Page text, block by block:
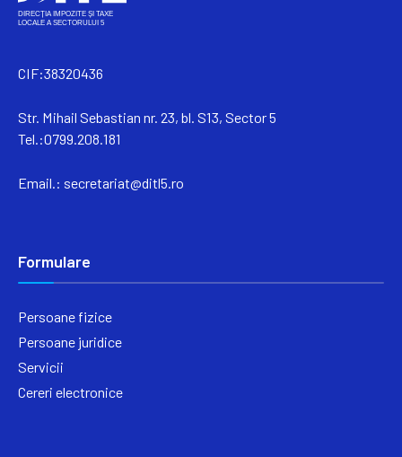
CIF:38320436
Str. Mihail Sebastian nr. 23, bl. S13, Sector 5
Tel.:0799.208.181
Email.: secretariat@ditl5.ro
Formulare
Persoane fizice
Persoane juridice
Servicii
Cereri electronice